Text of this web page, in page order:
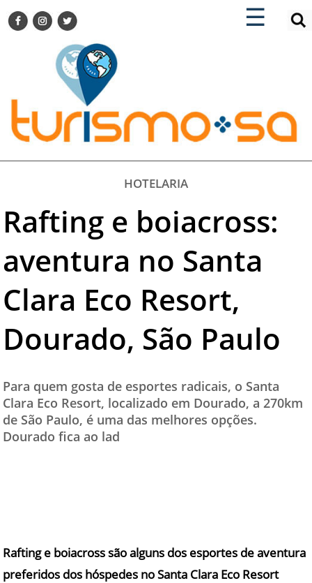
☰
×
TURISMO SA FOR BUSINESS
DESTINOS NACIONAIS
DESTINOS INTERNACIONAIS
CITY BREAK
TURISMO E MERCADO
EVENTOS
HOTELARIA
DICAS
VITRINE
TURISMO SA TV
TESTADO E APROVADO
ÚLTIMAS NOTÍCIAS
PARCEIROS
QUEM SOMOS - EQUIPE
CONTATO
×
ENCONTRE SUA NOTÍCIA
HOTELARIA
Rafting e boiacross:
aventura no Santa
Clara Eco Resort‏,
Dourado, São Paulo
Para quem gosta de esportes radicais, o Santa
Clara Eco Resort, localizado em Dourado, a 270km
de São Paulo, é uma das melhores opções.
Dourado fica ao lad
Rafting e boiacross são alguns dos esportes de aventura
preferidos dos hóspedes no Santa Clara Eco Resort